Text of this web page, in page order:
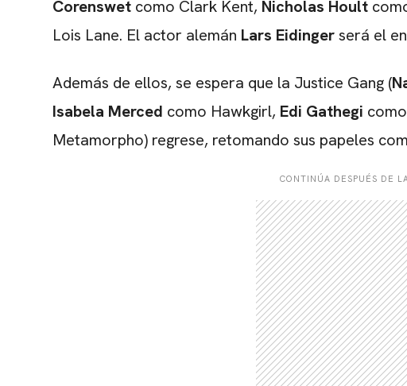
Corenswet como Clark Kent, Nicholas Hoult
Lois Lane. El actor alemán Lars Eidingerserá el
Además de ellos, se espera que la Justice Gang (
Isabela Merced como Hawkgirl, Edi Gathegi
Metamorpho) regrese, retomando sus papeles
CONTINÚA DESPUÉS DE